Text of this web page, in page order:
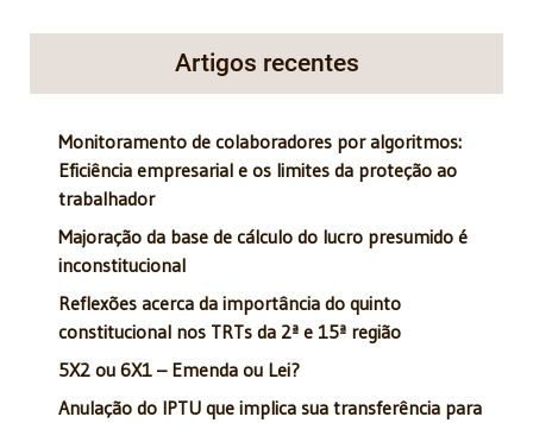
Artigos recentes
Monitoramento de colaboradores por algoritmos:
Eficiência empresarial e os limites da proteção ao
trabalhador
Majoração da base de cálculo do lucro presumido é
inconstitucional
Reflexões acerca da importância do quinto
constitucional nos TRTs da 2ª e 15ª região
5X2 ou 6X1 – Emenda ou Lei?
Anulação do IPTU que implica sua transferência para